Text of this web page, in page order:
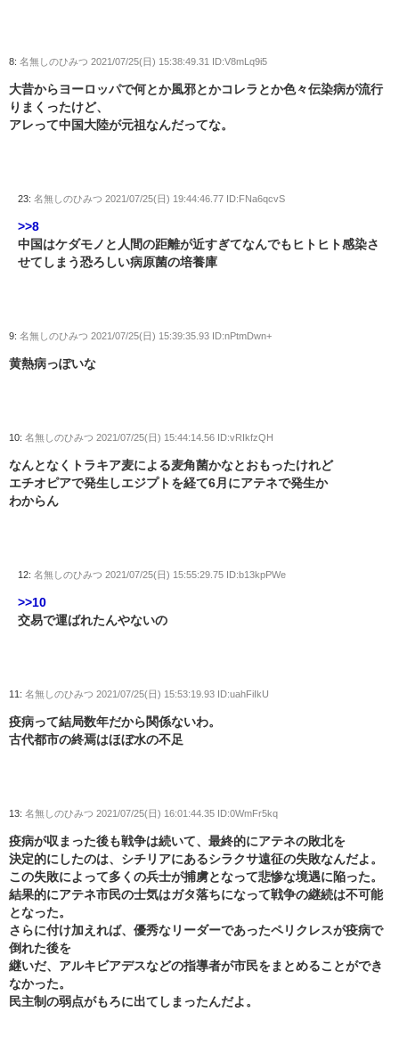
8: 名無しのひみつ 2021/07/25(日) 15:38:49.31 ID:V8mLq9i5
大昔からヨーロッパで何とか風邪とかコレラとか色々伝染病が流行
りまくったけど、
アレって中国大陸が元祖なんだってな。
23: 名無しのひみつ 2021/07/25(日) 19:44:46.77 ID:FNa6qcvS
>>8
中国はケダモノと人間の距離が近すぎてなんでもヒトヒト感染さ
せてしまう恐ろしい病原菌の培養庫
9: 名無しのひみつ 2021/07/25(日) 15:39:35.93 ID:nPtmDwn+
黄熱病っぽいな
10: 名無しのひみつ 2021/07/25(日) 15:44:14.56 ID:vRIkfzQH
なんとなくトラキア麦による麦角菌かなとおもったけれど
エチオピアで発生しエジプトを経て6月にアテネで発生か
わからん
12: 名無しのひみつ 2021/07/25(日) 15:55:29.75 ID:b13kpPWe
>>10
交易で運ばれたんやないの
11: 名無しのひみつ 2021/07/25(日) 15:53:19.93 ID:uahFiIkU
疫病って結局数年だから関係ないわ。
古代都市の終焉はほぼ水の不足
13: 名無しのひみつ 2021/07/25(日) 16:01:44.35 ID:0WmFr5kq
疫病が収まった後も戦争は続いて、最終的にアテネの敗北を
決定的にしたのは、シチリアにあるシラクサ遠征の失敗なんだよ。
この失敗によって多くの兵士が捕虜となって悲惨な境遇に陥った。
結果的にアテネ市民の士気はガタ落ちになって戦争の継続は不可能
となった。
さらに付け加えれば、優秀なリーダーであったペリクレスが疫病で
倒れた後を
継いだ、アルキビアデスなどの指導者が市民をまとめることができ
なかった。
民主制の弱点がもろに出てしまったんだよ。